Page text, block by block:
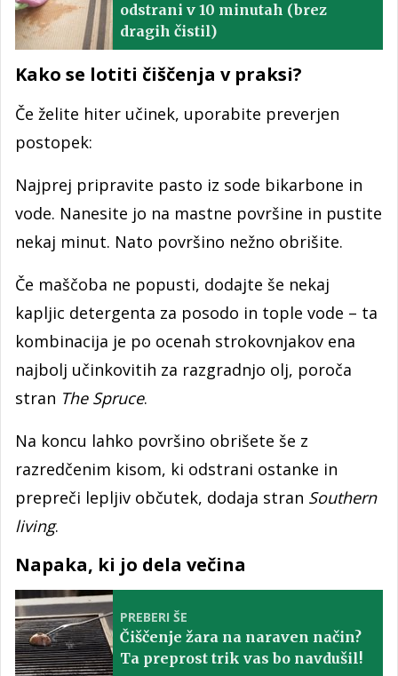
odstrani v 10 minutah (brez
dragih čistil)
Kako se lotiti čiščenja v praksi?
Če želite hiter učinek, uporabite preverjen
postopek:
Najprej pripravite pasto iz sode bikarbone in
vode. Nanesite jo na mastne površine in pustite
nekaj minut. Nato površino nežno obrišite.
Če maščoba ne popusti, dodajte še nekaj
kapljic detergenta za posodo in tople vode – ta
kombinacija je po ocenah strokovnjakov ena
najbolj učinkovitih za razgradnjo olj, poroča
stran The Spruce.
Na koncu lahko površino obrišete še z
razredčenim kisom, ki odstrani ostanke in
prepreči lepljiv občutek, dodaja stran Southern
living.
Napaka, ki jo dela večina
PREBERI ŠE
Čiščenje žara na naraven način?
Ta preprost trik vas bo navdušil!